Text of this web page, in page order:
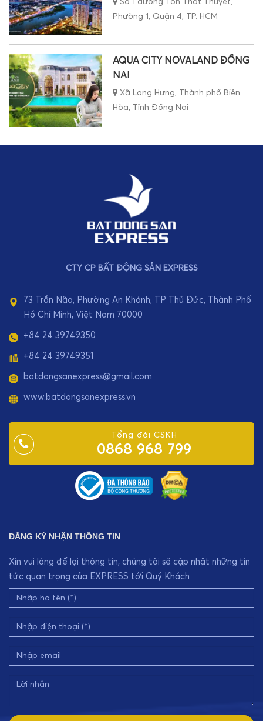
Số 1 đường Tôn Thất Thuyết,
Phường 1, Quận 4, TP. HCM
AQUA CITY NOVALAND ĐỒNG
NAI
Xã Long Hưng, Thành phố Biên
Hòa, Tỉnh Đồng Nai
CTY CP BẤT ĐỘNG SẢN EXPRESS
73 Trần Não, Phường An Khánh, TP Thủ Đức, Thành Phố
Hồ Chí Minh, Việt Nam 70000
+84 24 39749350
+84 24 39749351
batdongsanexpress@gmail.com
www.batdongsanexpress.vn
Tổng đài CSKH
0868 968 799
ĐĂNG KÝ NHẬN THÔNG TIN
Xin vui lòng để lại thông tin, chúng tôi sẽ cập nhật những tin
tức quan trọng của EXPRESS tới Quý Khách